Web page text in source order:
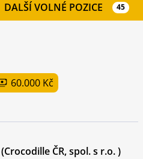
DALŠÍ VOLNÉ POZICE 45
60.000 Kč
ČR, spol. s r.o. )